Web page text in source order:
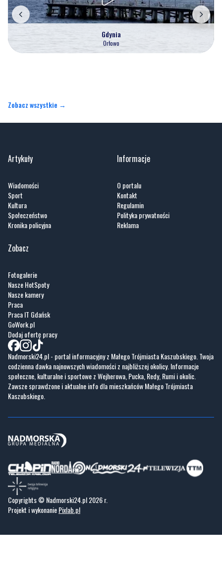
Gdynia
Orłowo
Zobacz wszystkie →
Artykuły
Wiadomości
Sport
Kultura
Społeczeństwo
Kronika policyjna
Informacje
O portalu
Kontakt
Regulamin
Polityka prywatności
Reklama
Zobacz
Fotogalerie
Nasze HotSpoty
Nasze kamery
Praca
Praca IT Gdańsk
GoWork.pl
Dodaj ofertę pracy
Nadmorski24.pl - portal informacyjny z Małego Trójmiasta Kaszubskiego. Twoja
codzienna dawka najnowszych wiadomości z najbliższej okolicy. Informacje
społeczne, kulturalne i sportowe z Wejherowa, Pucka, Redy, Rumi i okolic.
Zawsze sprawdzone i aktualne info dla mieszkańców Małego Trójmiasta
Kaszubskiego.
Copyrights © Nadmorski24.pl 2026 r.
Projekt i wykonaniePixlab.pl